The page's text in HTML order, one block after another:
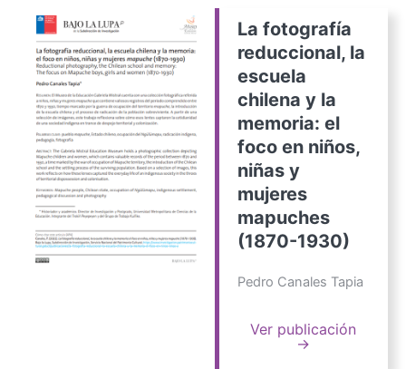
La fotografía
reduccional, la
escuela
chilena y la
memoria: el
foco en niños,
niñas y
mujeres
mapuches
(1870-1930)
Pedro Canales Tapia
Ver publicación
→